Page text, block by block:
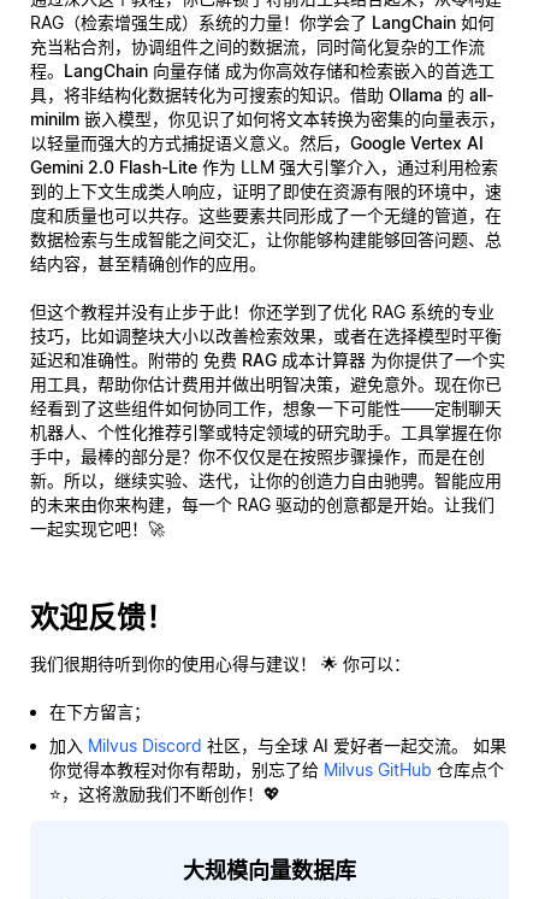
RAG（检索增强生成）系统的力量！你学会了 LangChain 如何
充当粘合剂，协调组件之间的数据流，同时简化复杂的工作流
程。 LangChain 向量存储 成为你高效存储和检索嵌入的首选工
具，将非结构化数据转化为可搜索的知识。借助 Ollama 的 all-
minilm 嵌入模型，你见识了如何将文本转换为密集的向量表示，
以轻量而强大的方式捕捉语义意义。然后， Google Vertex AI
Gemini 2.0 Flash-Lite 作为 LLM 强大引擎介入，通过利用检索
到的上下文生成类人响应，证明了即使在资源有限的环境中，速
度和质量也可以共存。这些要素共同形成了一个无缝的管道，在
数据检索与生成智能之间交汇，让你能够构建能够回答问题、总
结内容，甚至精确创作的应用。
但这个教程并没有止步于此！你还学到了优化 RAG 系统的专业
技巧，比如调整块大小以改善检索效果，或者在选择模型时平衡
延迟和准确性。附带的 免费 RAG 成本计算器 为你提供了一个实
用工具，帮助你估计费用并做出明智决策，避免意外。现在你已
经看到了这些组件如何协同工作，想象一下可能性——定制聊天
机器人、个性化推荐引擎或特定领域的研究助手。工具掌握在你
手中，最棒的部分是？你不仅仅是在按照步骤操作，而是在创
新。所以，继续实验、迭代，让你的创造力自由驰骋。智能应用
的未来由你来构建，每一个 RAG 驱动的创意都是开始。让我们
一起实现它吧！🚀
欢迎反馈！
我们很期待听到你的使用心得与建议！ 🌟 你可以：
在下方留言；
加入 Milvus Discord 社区，与全球 AI 爱好者一起交流。 如果
你觉得本教程对你有帮助，别忘了给 Milvus GitHub 仓库点个
⭐，这将激励我们不断创作！💖
大规模向量数据库